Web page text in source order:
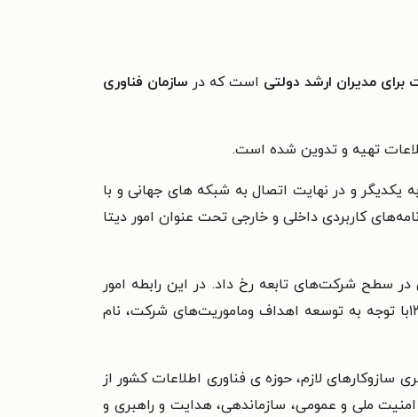
برای مدیران ارشد دولتی است که در سازمان فناوری
تهیه و تدوین شده است.
به یکدیگر و در نهایت اتصال به شبکه های جهانی و با
کاربردی داخلی و خارجی تحت عنوان امور دیتا
پست و تلگراف و تلفن به وزارت ارتباطات و فناوری اطلاعات در سال ۱۳۸۲، تغییراتی در سطح شرکت‌های تابعه رخ داد. در این رابطه امور
ارتباطات دیتا ضمن تغییر هویت در تابستان ۱۳۸۳به شرکت ارتباطات داده‌ها تغییر نام یافت و در تابستان ۱۳۸۴با توجه به توسعه اهداف وماموریت‌های شرکت، نام
سازوکارهای لازم، حوزه ی فناوری اطلاعات کشور از
ملی و عمومی، سازماندهی، هدایت و راهبری و